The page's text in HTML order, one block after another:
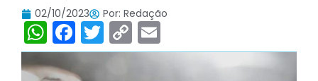
02/10/2023 Por: Redação
W
h
F
a
T
w
C
o m